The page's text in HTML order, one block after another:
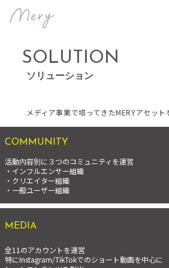
SOLUTION
ソリューション
メディア事業で培ってきたMERYアセッ
COMMUNITY
活動内容別に３つのコミュニティを運営
・インフルエンサー組織
・クリエイター組織
・一般ユーザー組織
MEDIA
全11のアカウントを運営
特にInstagram/TikTokでのショート動画を中心に